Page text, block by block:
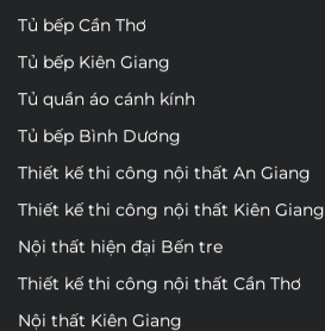
Tủ bếp Cần Thơ
Tủ bếp Kiên Giang
Tủ quần áo cánh kính
Tủ bếp Bình Dương
Thiết kế thi công nội thất An Giang
Thiết kế thi công nội thất Kiên Giang
Nội thất hiện đại Bến tre
Thiết kế thi công nội thất Cần Thơ
Nội thất Kiên Giang